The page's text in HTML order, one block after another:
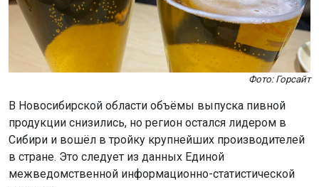
Фото: Горсайт
В Новосибирской области объёмы выпуска пивной
продукции снизились, но регион остался лидером в
Сибири и вошёл в тройку крупнейших производителей
в стране. Это следует из данных Единой
межведомственной информационно-статистической